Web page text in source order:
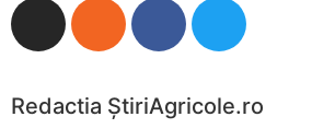
Redactia ŞtiriAgricole.ro